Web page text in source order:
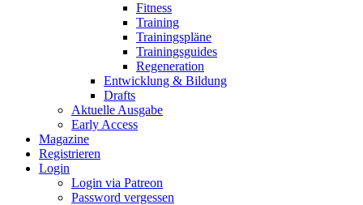
Fitness
Training
Trainingspläne
Trainingsguides
Regeneration
Entwicklung & Bildung
Drafts
Aktuelle Ausgabe
Early Access
Magazine
Registrieren
Login
Login via Patreon
Password vergessen